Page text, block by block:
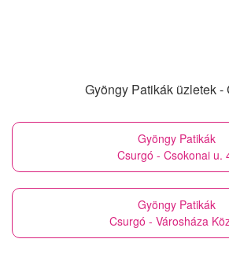
Gyöngy Patikák üzletek -
Gyöngy Patikák
Csurgó - Csokonai u.
Gyöngy Patikák
Csurgó - Városháza